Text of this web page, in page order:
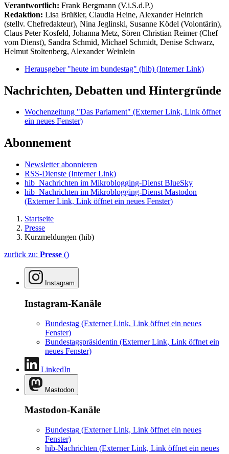
Verantwortlich: Frank Bergmann (V.i.S.d.P.)
Redaktion: Lisa Brüßler, Claudia Heine, Alexander Heinrich
(stellv. Chefredakteur), Nina Jeglinski, Susanne Ködel (Volontärin),
Claus Peter Kosfeld, Johanna Metz, Sören Christian Reimer (Chef
vom Dienst), Sandra Schmid, Michael Schmidt, Denise Schwarz,
Helmut Stoltenberg, Alexander Weinlein
Herausgeber "heute im bundestag" (hib) (Interner Link)
Nachrichten, Debatten und Hintergründe
Wochenzeitung "Das Parlament" (Externer Link, Link öffnet
ein neues Fenster)
Abonnement
Newsletter abonnieren
RSS-Dienste (Interner Link)
hib_Nachrichten im Mikroblogging-Dienst BlueSky
hib_Nachrichten im Mikroblogging-Dienst Mastodon
(Externer Link, Link öffnet ein neues Fenster)
Startseite
Presse
Kurzmeldungen (hib)
zurück zu: Presse ()
Instagram
Instagram-Kanäle
Bundestag (Externer Link, Link öffnet ein neues
Fenster)
Bundestagspräsidentin (Externer Link, Link öffnet ein
neues Fenster)
LinkedIn
Mastodon
Mastodon-Kanäle
Bundestag (Externer Link, Link öffnet ein neues
Fenster)
hib-Nachrichten (Externer Link, Link öffnet ein neues